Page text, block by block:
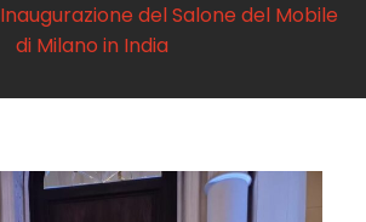
del Salone del Mobile
di Milano in India